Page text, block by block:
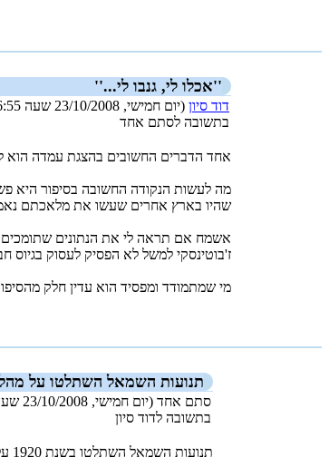
''אכלו לי, גנבו לי...''
דוד סיון (יום חמישי, 23/10/2008 שעה 6:55)
בתשובה לסתם אחד
אחד הדברים החשובים בהצגת עמדה הוא
מה לעשות הנקודה החשובה בסיפור היא
שהיו בארץ אחרים שעשו את מלאכתם
אשמח אם תראה לי את הנתונים שתומכים
ז'בוטינסקי למשל לא הפסיק לעסוק
מי שמתמודד ומפסיד הוא עדין חלק
תנועות השמאל השתלטו על
סתם אחד (יום חמישי, 23/10/2008 שעה 7:18)
בתשובה לדוד סיון
תנועות השמאל השתלטו בשנת 1920 על מהלך שהחל ב-‏1870 מהלך של שיבת ציון.